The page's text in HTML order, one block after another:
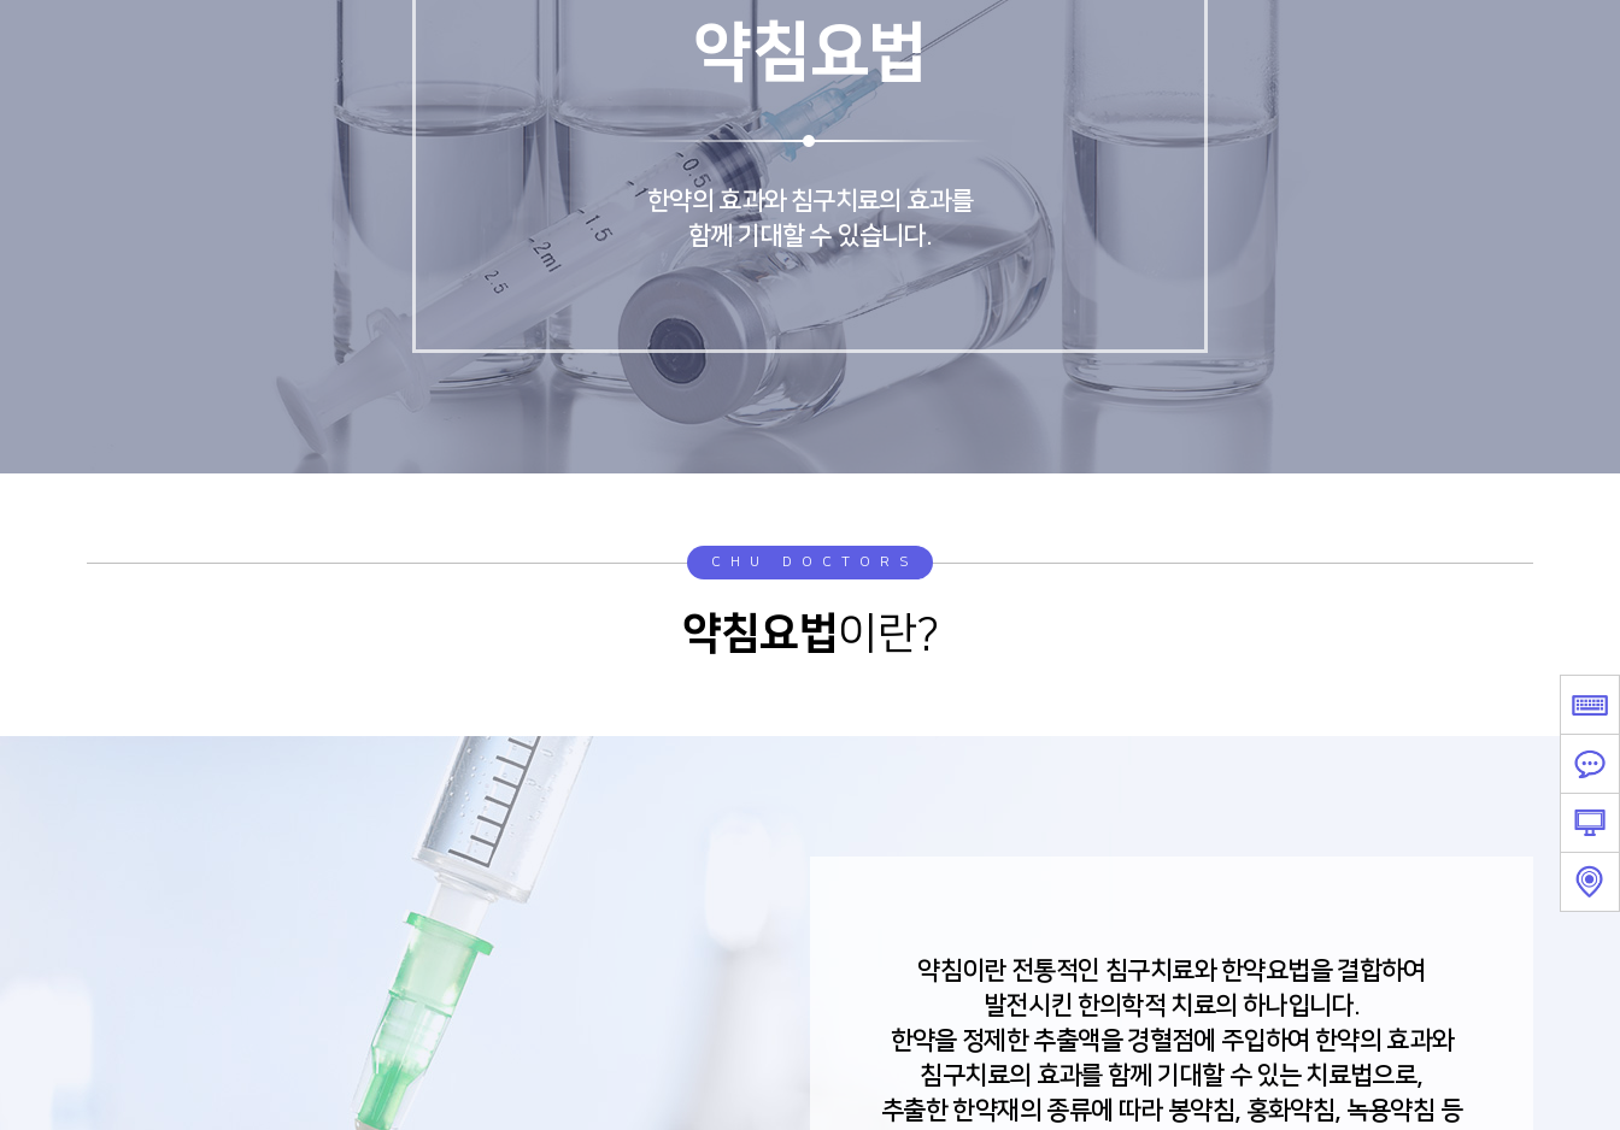
약침요법
한약의 효과와 침구치료의 효과를
함께 기대할 수 있습니다.
CHU DOCTORS
약침요법이란?
약침이란 전통적인 침구치료와 한약요법을 결합하여
발전시킨 한의학적 치료의 하나입니다.
한약을 정제한 추출액을 경혈점에 주입하여 한약의 효과와
침구치료의 효과를 함께 기대할 수 있는 치료법으로,
추출한 한약재의 종류에 따라 봉약침, 홍화약침, 녹용약침 등